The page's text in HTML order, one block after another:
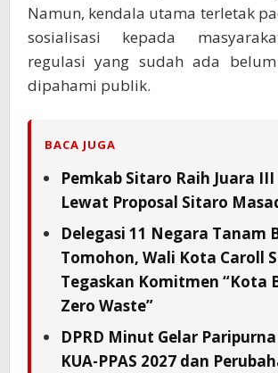
Namun, kendala utama terletak
sosialisasi kepada
regulasi yang sudah ada belum
dipahami publik.
BACA JUGA
Pemkab Sitaro Raih Juara III
Lewat Proposal Sitaro
Delegasi 11 Negara Tanam
Tomohon, Wali Kota Caroll
Tegaskan Komitmen “Kota
Zero Waste”
DPRD Minut Gelar
KUA-PPAS 2027 dan